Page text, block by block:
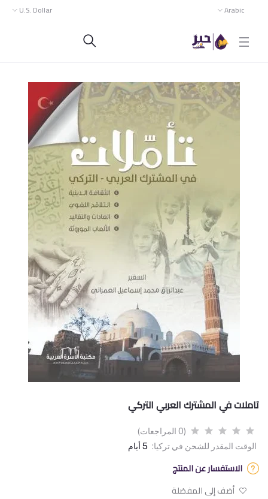
Arabic
U.S. Dollar
تاملات في المشترك العربي التركي
(0 المراجعات)
الوقت المقدر للشحن في تركيا: 5 أيام
الاستفسار عن المنتج
أضف إلى المفضلة